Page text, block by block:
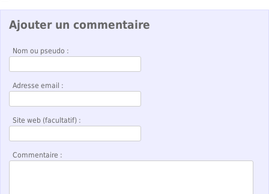
Ajouter un commentaire
Nom ou pseudo :
Adresse email :
Site web (facultatif) :
Commentaire :